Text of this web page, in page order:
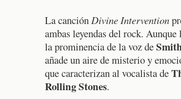
La canciónDivine Intervention
ambas leyendas del rock. Aunque
la prominencia de la voz de
añade un aire de misterio y
que caracterizan al vocalista de
Rolling Stones.